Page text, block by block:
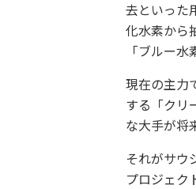
去といった
化水素から
「ブルー
現在の主力
する「クリ
な大手が将
それがサウ
プロジェク